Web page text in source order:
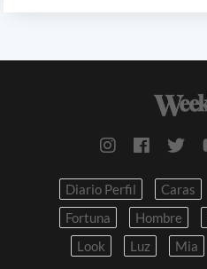
Diario Perfil Caras
Fortuna
Hombre
Look
Luz Mia